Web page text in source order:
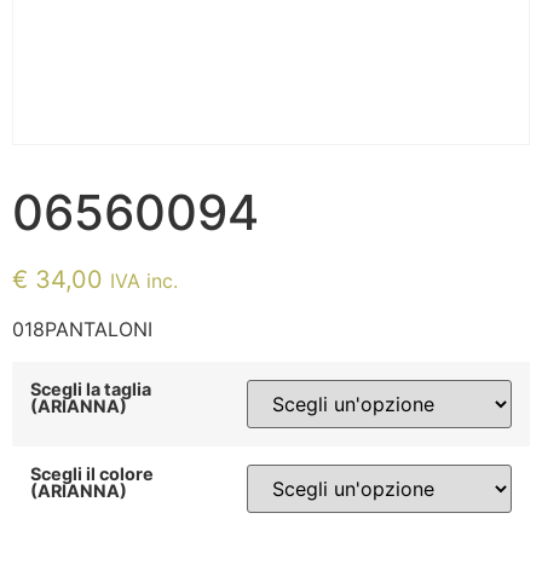
06560094
€ 34,00 IVA inc.
018PANTALONI
Scegli la taglia
(ARIANNA)
Scegli il colore
(ARIANNA)